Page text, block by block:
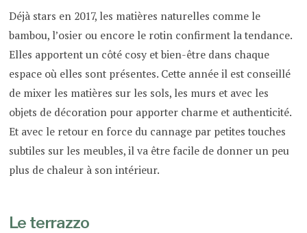
Déjà stars en 2017, les matières naturelles comme le
bambou, l’osier ou encore le rotin confirment la tendance.
Elles apportent un côté cosy et bien-être dans chaque
espace où elles sont présentes. Cette année il est conseillé
de mixer les matières sur les sols, les murs et avec les
objets de décoration pour apporter charme et authenticité.
Et avec le retour en force du cannage par petites touches
subtiles sur les meubles, il va être facile de donner un peu
plus de chaleur à son intérieur.
Le terrazzo